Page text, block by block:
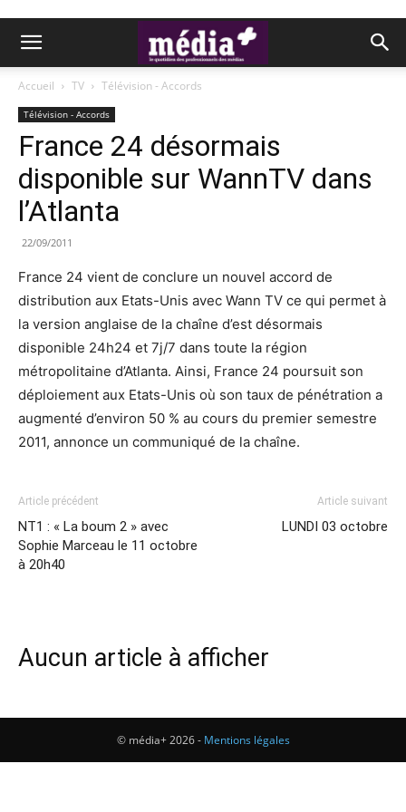
Accueil TV Télévision - Accords
Télévision - Accords
France 24 désormais
disponible sur WannTV dans
l’Atlanta
22/09/2011
France 24 vient de conclure un nouvel accord de
distribution aux Etats-Unis avec Wann TV ce qui permet à
la version anglaise de la chaîne d’est désormais
disponible 24h24 et 7j/7 dans toute la région
métropolitaine d’Atlanta. Ainsi, France 24 poursuit son
déploiement aux Etats-Unis où son taux de pénétration a
augmenté d’environ 50 % au cours du premier semestre
2011, annonce un communiqué de la chaîne.
Article précédent
NT1 : « La boum 2 » avec
Sophie Marceau le 11 octobre
à 20h40
Article suivant
LUNDI 03 octobre
Aucun article à afficher
© média+ 2026 - Mentions légales